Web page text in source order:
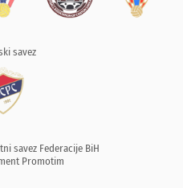
savez
savez Federacije BiH
Promotim